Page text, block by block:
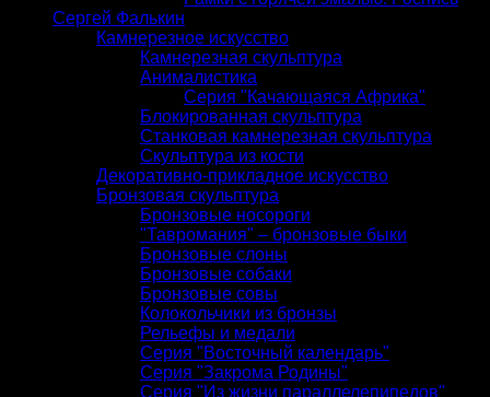
Сергей Фалькин
Камнерезное искусство
Камнерезная скульптура
Анималистика
Серия "Качающаяся Африка"
Блокированная скульптура
Станковая камнерезная скульптура
Скульптура из кости
Декоративно-прикладное искусство
Бронзовая скульптура
Бронзовые носороги
"Тавромания" – бронзовые быки
Бронзовые слоны
Бронзовые собаки
Бронзовые совы
Колокольчики из бронзы
Рельефы и медали
Серия "Восточный календарь"
Серия "Закрома Родины"
Серия "Из жизни параллелепипедов"